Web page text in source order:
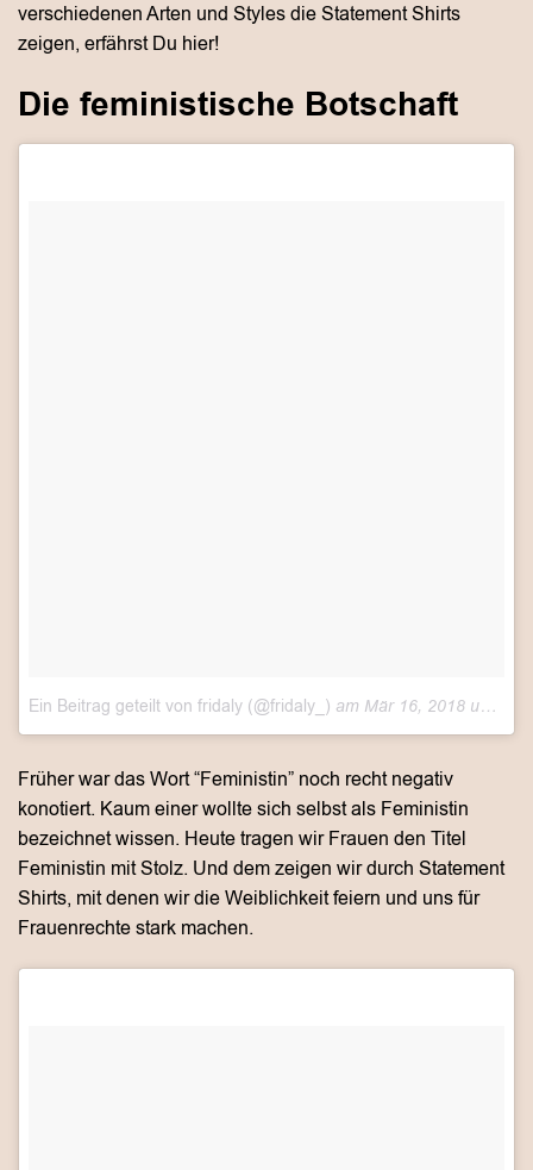
verschiedenen Arten und Styles die Statement Shirts
zeigen, erfährst Du hier!
Die feministische Botschaft
Ein Beitrag geteilt von fridaly (@fridaly_) am Mär 16, 2018 um 10:40 PDT
Früher war das Wort “Feministin” noch recht negativ
konotiert. Kaum einer wollte sich selbst als Feministin
bezeichnet wissen. Heute tragen wir Frauen den Titel
Feministin mit Stolz. Und dem zeigen wir durch Statement
Shirts, mit denen wir die Weiblichkeit feiern und uns für
Frauenrechte stark machen.